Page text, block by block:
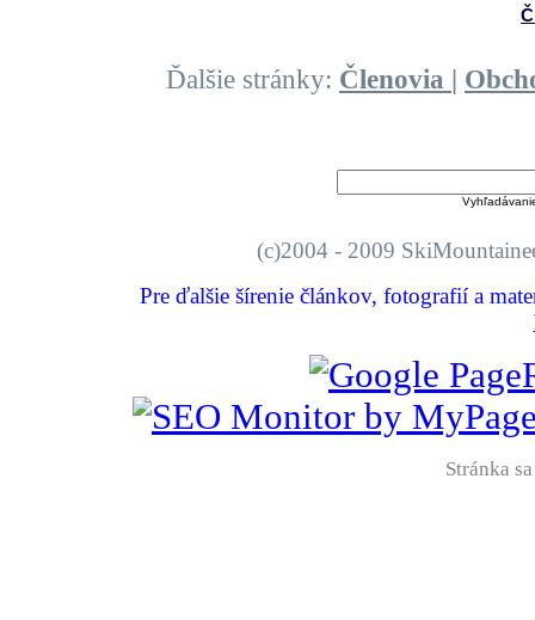
Ďalšie stránky: Členovia |
(c)2004 - 2009
Pre ďalšie šírenie článkov, fotografií a
Stránka